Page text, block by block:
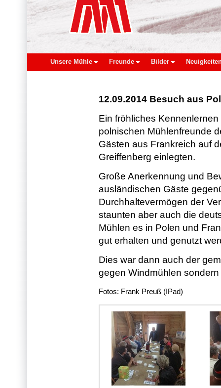
Unsere Mühle Freunde Bilder
12.09.2014 Besuch aus
Ein fröhliches
polnischen Mühlenfreunde
Gästen aus Frankreich auf
Greiffenberg einlegten.
Große Anerkennung und
ausländischen Gäste
Durchhaltevermögen der
staunten aber auch die
Mühlen es in Polen und
gut erhalten und genutzt
Dies war dann auch der
gegen Windmühlen
Fotos: Frank Preuß (IPad)